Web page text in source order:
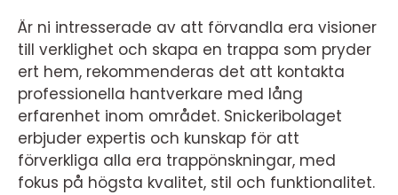
Är ni intresserade av att förvandla era visioner
till verklighet och skapa en trappa som pryder
ert hem, rekommenderas det att kontakta
professionella hantverkare med lång
erfarenhet inom området. Snickeribolaget
erbjuder expertis och kunskap för att
förverkliga alla era trappönskningar, med
fokus på högsta kvalitet, stil och funktionalitet.